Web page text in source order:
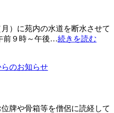
）に苑内の水道を断水させて
前９時～午後…続きを読む
のお知らせ
牌や骨箱等を僧侶に読経して